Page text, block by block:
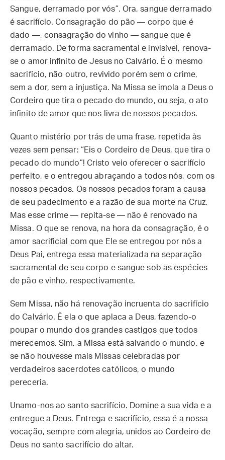
Sangue, derramado por vós”. Ora, sangue derramado
é sacrifício. Consagração do pão — corpo que é
dado —, consagração do vinho — sangue que é
derramado. De forma sacramental e invisível, renova-
se o amor infinito de Jesus no Calvário. É o mesmo
sacrifício, não outro, revivido porém sem o crime,
sem a dor, sem a injustiça. Na Missa se imola a Deus o
Cordeiro que tira o pecado do mundo, ou seja, o ato
infinito de amor que nos livra de nossos pecados.
Quanto mistério por trás de uma frase, repetida às
vezes sem pensar: “Eis o Cordeiro de Deus, que tira o
pecado do mundo”! Cristo veio oferecer o sacrifício
perfeito, e o entregou abraçando a todos nós, com os
nossos pecados. Os nossos pecados foram a causa
de seu padecimento e a razão de sua morte na Cruz.
Mas esse crime — repita-se — não é renovado na
Missa. O que se renova, na hora da consagração, é o
amor sacrificial com que Ele se entregou por nós a
Deus Pai, entrega essa materializada na separação
sacramental de seu corpo e sangue sob as espécies
de pão e vinho, respectivamente.
Sem Missa, não há renovação incruenta do sacrifício
do Calvário. É ela o que aplaca a Deus, fazendo-o
poupar o mundo dos grandes castigos que todos
merecemos. Sim, a Missa está salvando o mundo, e
se não houvesse mais Missas celebradas por
verdadeiros sacerdotes católicos, o mundo
pereceria.
Unamo-nos ao santo sacrifício. Domine a sua vida e a
entregue a Deus. Entrega e sacrifício, essa é a nossa
vocação, sempre com alegria, unidos ao Cordeiro de
Deus no santo sacrifício do altar.